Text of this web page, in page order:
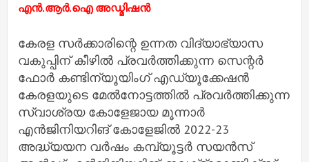
എൻ.ആർ.ഐ അഡ്മിഷൻ
കേരള സർക്കാരിന്റെ ഉന്നത വിദ്യാഭ്യാസ
വകുപ്പിന് കീഴിൽ പ്രവർത്തിക്കുന്ന സെന്റർ
ഫോർ കണ്ടിന്യൂയിംഗ് എഡ്യൂക്കേഷൻ
കേരളയുടെ മേൽനോട്ടത്തിൽ പ്രവർത്തിക്കുന്ന
സ്വാശ്രയ കോളേജായ മൂന്നാർ
എൻജിനിയറിങ് കോളേജിൽ 2022-23
അദ്ധ്യയന വർഷം കമ്പ്യൂട്ടർ സയൻസ്